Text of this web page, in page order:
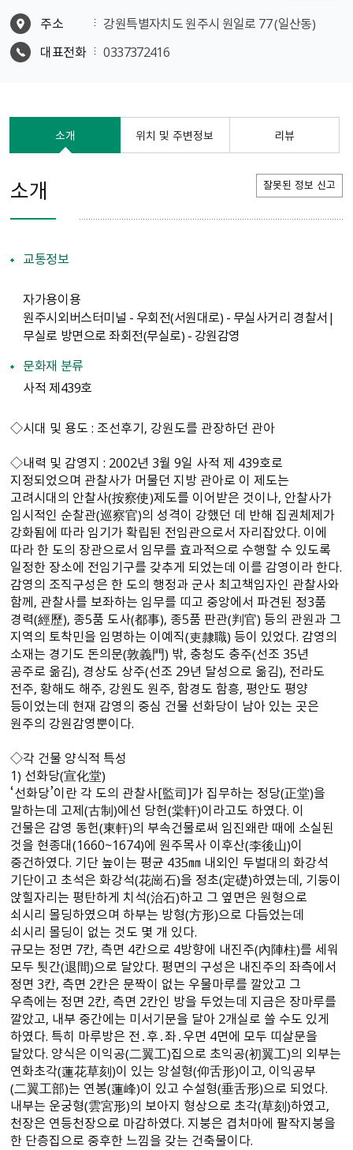
주소
강원특별자치도 원주시 원일로 77 （일산동）
대표전화
0337372416
소개 위치 및 주변정보 리뷰
소개 잘못된 정보 신고
교통정보
자가용이용
원주시외버스터미널 - 우회전（서원대로） - 무실사거리 경찰서|
무실로 방면으로 좌회전（무실로） - 강원감영
문화재 분류
사적 제439호
◇시대 및 용도 : 조선후기, 강원도를 관장하던 관아
◇내력 및 감영지 : 2002년 3월 9일 사적 제 439호로
지정되었으며 관찰사가 머물던 지방 관아로 이 제도는
고려시대의 안찰사（按察使）제도를 이어받은 것이나, 안찰사가
임시적인 순찰관（巡察官）의 성격이 강했던 데 반해 집권체제가
강화됨에 따라 임기가 확립된 전임관으로서 자리잡았다. 이에
따라 한 도의 장관으로서 임무를 효과적으로 수행할 수 있도록
일정한 장소에 전임기구를 갖추게 되었는데 이를 감영이라 한다.
감영의 조직구성은 한 도의 행정과 군사 최고책임자인 관찰사와
함께, 관찰사를 보좌하는 임무를 띠고 중앙에서 파견된 정3품
경력（經歷）, 종5품 도사（都事）, 종5품 판관（判官） 등의 관원과 그
지역의 토착민을 임명하는 이예직（吏隸職） 등이 있었다. 감영의
소재는 경기도 돈의문（敦義門） 밖, 충청도 충주（선조 35년
공주로 옮김）, 경상도 상주（선조 29년 달성으로 옮김）, 전라도
전주, 황해도 해주, 강원도 원주, 함경도 함흥, 평안도 평양
등이었는데 현재 감영의 중심 건물 선화당이 남아 있는 곳은
원주의 강원감영뿐이다.
◇각 건물 양식적 특성
1） 선화당（宣化堂）
‘선화당’이란 각 도의 관찰사[監司]가 집무하는 정당（正堂）을
말하는데 고제（古制）에선 당헌（棠軒）이라고도 하였다. 이
건물은 감영 동헌（東軒）의 부속건물로써 임진왜란 때에 소실된
것을 현종대（1660～1674）에 원주목사 이후산（李後山）이
중건하였다. 기단 높이는 평균 435㎜ 내외인 두벌대의 화강석
기단이고 초석은 화강석（花崗石）을 정초（定礎）하였는데, 기둥이
앉힐자리는 평탄하게 치석（治石）하고 그 옆면은 원형으로
쇠시리 몰딩하였으며 하부는 방형（方形）으로 다듬었는데
쇠시리 몰딩이 없는 것도 몇 개 있다.
규모는 정면 7칸, 측면 4칸으로 4방향에 내진주（內陣柱）를 세워
모두 툇간（退間）으로 달았다. 평면의 구성은 내진주의 좌측에서
정면 3칸, 측면 2칸은 문짝이 없는 우물마루를 깔았고 그
우측에는 정면 2칸, 측면 2칸인 방을 두었는데 지금은 장마루를
깔았고, 내부 중간에는 미서기문을 달아 2개실로 쓸 수도 있게
하였다. 특히 마루방은 전․후․좌․우면 4면에 모두 띠살문을
달았다. 양식은 이익공（二翼工）집으로 초익공（初翼工）의 외부는
연화초각（蓮花草刻）이 있는 앙설형（仰舌形）이고, 이익공부
（二翼工部）는 연봉（蓮峰）이 있고 수설형（垂舌形）으로 되었다.
내부는 운궁형（雲宮形）의 보아지 형상으로 초각（草刻）하였고,
천장은 연등천장으로 마감하였다. 지붕은 겹처마에 팔작지붕을
한 단층집으로 중후한 느낌을 갖는 건축물이다.